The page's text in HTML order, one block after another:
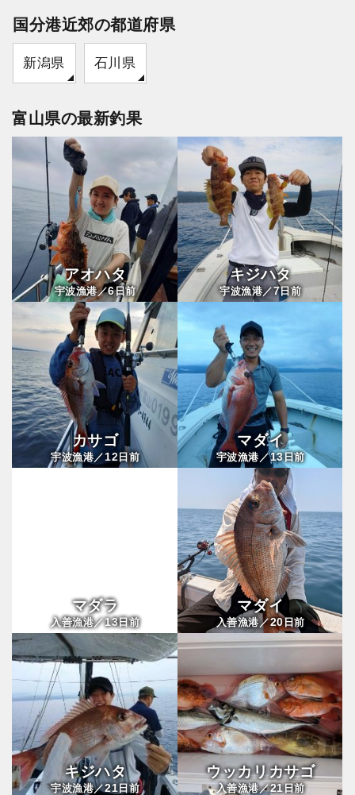
国分港近郊の都道府県
新潟県 石川県
富山県の最新釣果
アオハタ
宇波漁港／6日前
キジハタ
宇波漁港／7日前
カサゴ
宇波漁港／ 12日前
マダイ
宇波漁港／13日前
マダラ
入善漁港／13日前
マダイ
入善漁港／20日前
キジハタ
宇波漁港／21日前
ウッカリカサゴ
入善漁港／21日前